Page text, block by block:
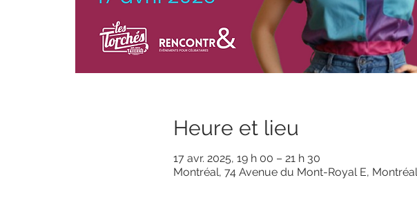
Heure et lieu
17 avr. 2025, 19 h 00 – 21 h 30
Montréal, 74 Avenue du Mont-Royal E,